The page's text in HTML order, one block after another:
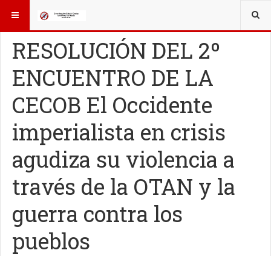
ESTÁ AQUÍ: II JORNADAS CECOB
RESOLUCIÓN DEL 2º
ENCUENTRO DE LA
CECOB El Occidente
imperialista en crisis
agudiza su violencia a
través de la OTAN y la
guerra contra los
pueblos